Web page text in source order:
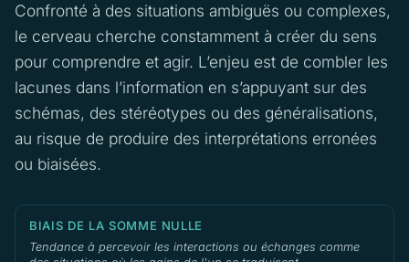
Confronté à des situations ambiguës ou complexes,
le cerveau cherche constamment à créer du sens
pour comprendre et agir. L’enjeu est de combler les
lacunes dans l’information en s’appuyant sur des
schémas, des stéréotypes ou des généralisations,
au risque de produire des interprétations erronées
ou biaisées.
BIAIS DE LA SOMME NULLE
Tendance à percevoir les interactions ou échanges comme